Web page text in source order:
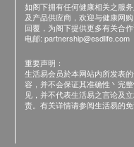
如阁下拥有任何健康相关之服
及产品供应商，欢迎与健康网
回覆，为阁下提供更多有关合作
电邮: partnership@esdlife.com
重要声明：
生活易会员於本网站内所发表
容，并不会保证其准确性丶完
见，并不代表生活易之言论及
责。有关详情请参阅生活易的免